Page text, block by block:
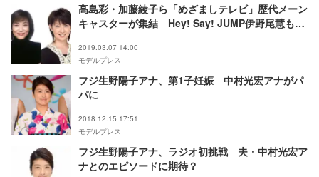
高島彩・加藤綾子ら「めざましテレビ」歴代メーン
キャスターが集結 Hey! Say! JUMP伊野尾慧も出
2019.03.07 14:00
モデルプレス
フジ生野陽子アナ、第1子妊娠 中村光宏アナがパ
パに
2018.12.15 17:51
モデルプレス
フジ生野陽子アナ、ラジオ初挑戦 夫・中村光宏ア
ナとのエピソードに期待？